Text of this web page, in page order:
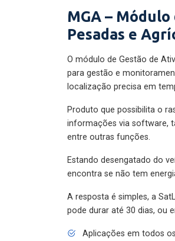
MGA –
Pesadas e
O módulo de Gestão de
para gestão e
localização precisa em
Produto que possibilita o
informações via software,
entre outras funções.
Estando desengatado do
encontra se não tem
A resposta é simples, a
pode durar até 30 dias, ou
Aplicações em todos